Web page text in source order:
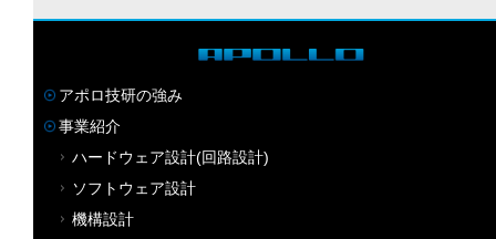
アポロ技研の強み
事業紹介
ハードウェア設計(回路設計)
ソフトウェア設計
機構設計